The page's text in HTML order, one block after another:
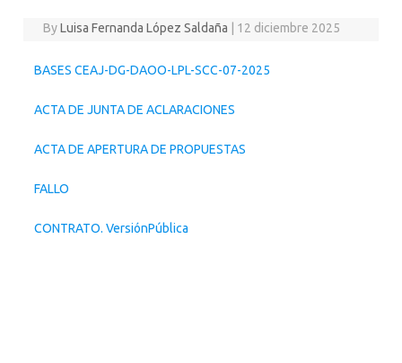
ByLuisa Fernanda López Saldaña 12 diciembre 2025
BASES CEAJ-DG-DAOO-LPL-SCC-07-2025
ACTA DE JUNTA DE ACLARACIONES
ACTA DE APERTURA DE PROPUESTAS
FALLO
CONTRATO. VersiónPública